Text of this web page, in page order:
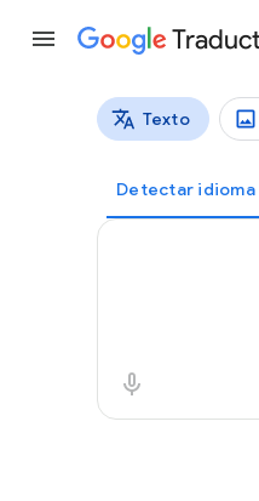
Tipos de
Texto
Detectar idioma
Texto de origen